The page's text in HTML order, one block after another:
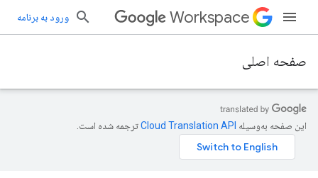
Workspace ورود به برنامه
صفحه اصلی
این صفحه به‌وسیله ترجمه شده است.